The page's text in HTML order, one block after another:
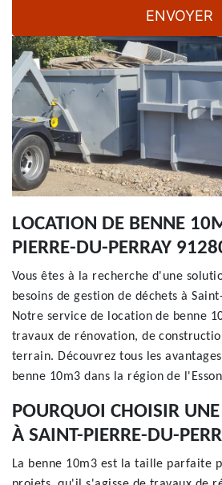
LOCATION DE BENNE
PIERRE-DU-PERRAY
Vous êtes à la recherche d'une
besoins de gestion de déchets à
Notre service de location de benne
travaux de rénovation, de
terrain. Découvrez tous les
benne 10m3 dans la région de
POURQUOI CHOISIR
À SAINT-PIERRE-DU-
La benne 10m3 est la taille parfaite